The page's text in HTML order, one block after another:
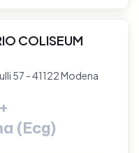
COLISEUM
57 - 41122 Modena
(Ecg)